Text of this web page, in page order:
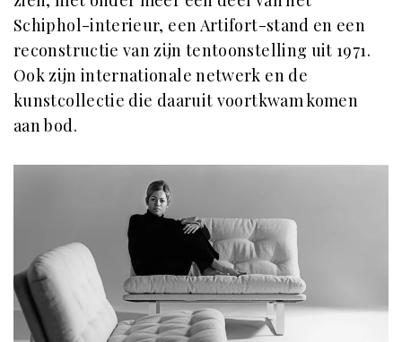
Schiphol-interieur, een Artifort-stand en een
reconstructie van zijn tentoonstelling uit 1971.
Ook zijn internationale netwerk en de
kunstcollectie die daaruit voortkwam komen
aan bod.